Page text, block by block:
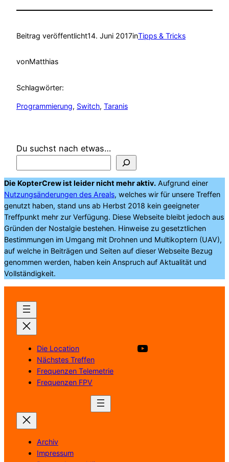
Beitrag veröffentlicht14. Juni 2017inTipps & Tricks
vonMatthias
Schlagwörter:
Programmierung, Switch, Taranis
Du suchst nach etwas…
Die KopterCrew ist leider nicht mehr aktiv. Aufgrund einer
Nutzungsänderungen des Areals, welches wir für unsere Treffen
genutzt haben, stand uns ab Herbst 2018 kein geeigneter
Treffpunkt mehr zur Verfügung. Diese Webseite bleibt jedoch aus
Gründen der Nostalgie bestehen. Hinweise zu gesetztlichen
Bestimmungen im Umgang mit Drohnen und Multikoptern (UAV),
auf welche in Beiträgen und Seiten auf dieser Webseite Bezug
genommen werden, haben kein Anspruch auf Aktualität und
Vollständigkeit.
Die Location
Nächstes Treffen
Frequenzen Telemetrie
Frequenzen FPV
Besuche unsere YouTube Kanal
Archiv
Impressum